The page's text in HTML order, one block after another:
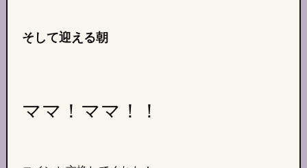
そして迎える朝
ママ！ママ！！